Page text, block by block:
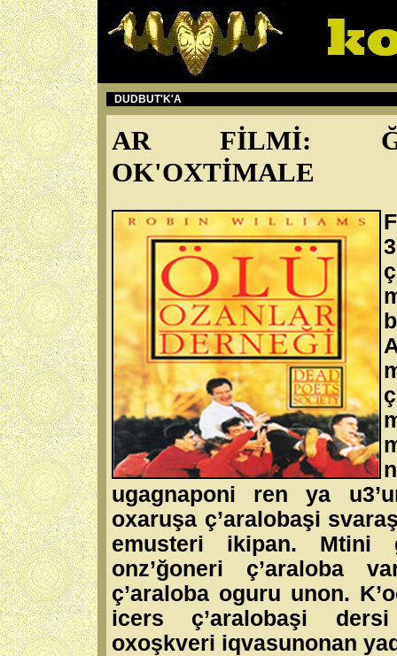
DUDBUT'K'A
AR FİLMİ:
OK'OXTİMALE
ugagnaponi ren ya
oxaruşa ç’aralobaşi
emusteri ikipan. Mtini
onz’ğoneri ç’araloba
ç’araloba oguru unon.
icers ç’aralobaşi
oxoşkveri iqvasunonan